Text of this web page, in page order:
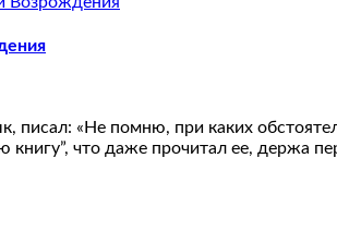
«Не помню, при каких
книгу”, что даже прочитал ее, держа